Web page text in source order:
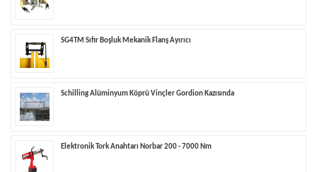
SG4TM Sıfır Boşluk Mekanik Flanş Ayırıcı
Schilling Alüminyum Köprü Vinçler Gordion Kazısında
Elektronik Tork Anahtarı Norbar 200 - 7000 Nm